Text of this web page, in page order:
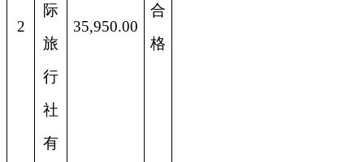
2
际
旅
行
社
有
35,950.00
合
格